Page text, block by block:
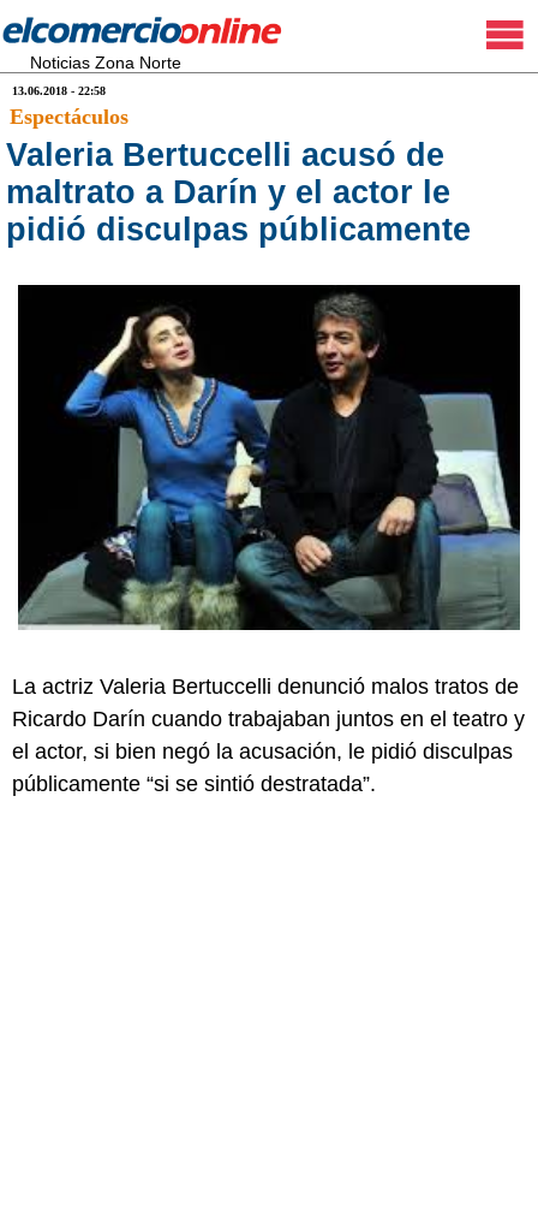
Noticias Zona Norte
13.06.2018 - 22:58
Espectáculos
Valeria Bertuccelli acusó de
maltrato a Darín y el actor le
pidió disculpas públicamente
La actriz Valeria Bertuccelli denunció malos tratos de
Ricardo Darín cuando trabajaban juntos en el teatro y
el actor, si bien negó la acusación, le pidió disculpas
públicamente “si se sintió destratada”.